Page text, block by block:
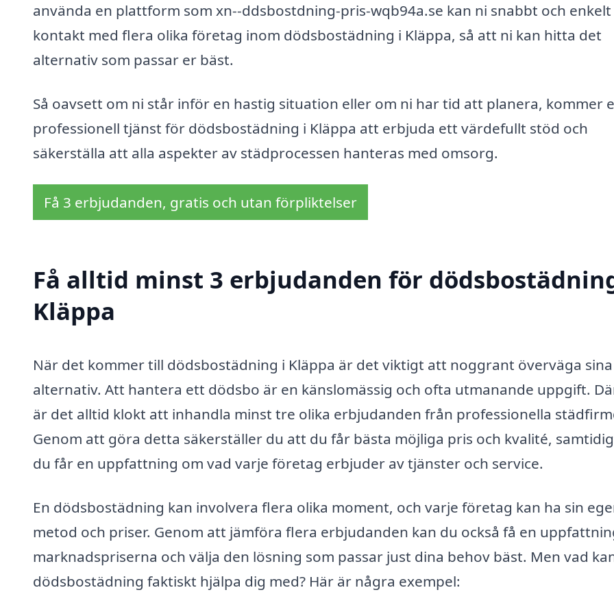
använda en plattform som xn--ddsbostdning-pris-wqb94a.se kan ni snabbt och enkelt
kontakt med flera olika företag inom dödsbostädning i Kläppa, så att ni kan hitta det
alternativ som passar er bäst.
Så oavsett om ni står inför en hastig situation eller om ni har tid att planera, kommer
professionell tjänst för dödsbostädning i Kläppa att erbjuda ett värdefullt stöd och
säkerställa att alla aspekter av städprocessen hanteras med omsorg.
Få 3 erbjudanden, gratis och utan förpliktelser
Få alltid minst 3 erbjudanden för
Kläppa
När det kommer till dödsbostädning i Kläppa är det viktigt att noggrant överväga sina
alternativ. Att hantera ett dödsbo är en känslomässig och ofta utmanande uppgift.
är det alltid klokt att inhandla minst tre olika erbjudanden från professionella
Genom att göra detta säkerställer du att du får bästa möjliga pris och kvalité,
du får en uppfattning om vad varje företag erbjuder av tjänster och service.
En dödsbostädning kan involvera flera olika moment, och varje företag kan ha sin
metod och priser. Genom att jämföra flera erbjudanden kan du också få en
marknadspriserna och välja den lösning som passar just dina behov bäst. Men vad
dödsbostädning faktiskt hjälpa dig med? Här är några exempel: